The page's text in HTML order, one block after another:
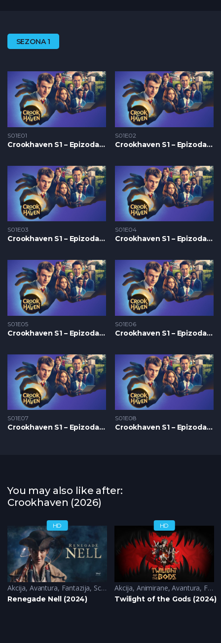
SEZONA 1
S01E01
Crookhaven S1 – Epizoda 01
S01E02
Crookhaven S1 – Epizoda 02
S01E03
Crookhaven S1 – Epizoda 03
S01E04
Crookhaven S1 – Epizoda 04
S01E05
Crookhaven S1 – Epizoda 05
S01E06
Crookhaven S1 – Epizoda 06
S01E07
Crookhaven S1 – Epizoda 07
S01E08
Crookhaven S1 – Epizoda 08
You may also like after:
Crookhaven (2026)
HD
Akcija, Avantura, Fantazija, Sci-Fi
Renegade Nell (2024)
HD
Akcija, Animirane,Avantura, Fantazija
Twilight of the Gods (2024)